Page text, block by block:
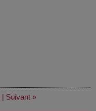
| Suivant »